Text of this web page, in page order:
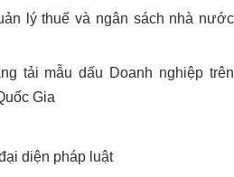
lý thuế và ngân sách nhà nước
tải mẫu dấu Doanh nghiệp trên
Gia
diện pháp luật